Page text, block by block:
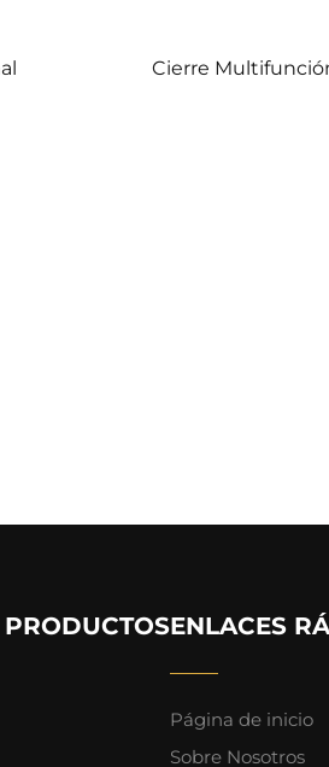
Cierre
ENLACES
Página de inicio
Sobre Nosotros